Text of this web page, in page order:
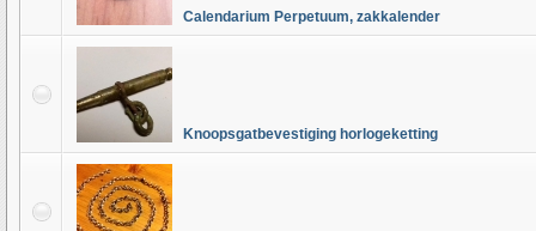
Calendarium Perpetuum, zakkalender
Knoopsgatbevestiging horlogeketting